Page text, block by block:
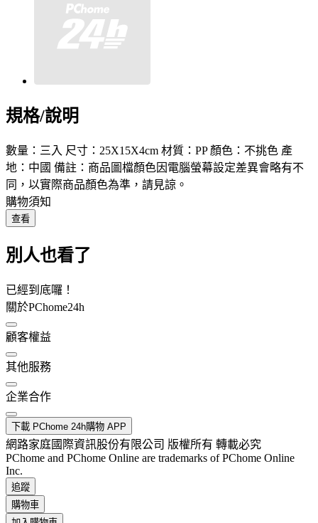
規格/說明
數量：三入 尺寸：25X15X4cm 材質：PP 顏色：不挑色 產
地：中國 備註：商品圖檔顏色因電腦螢幕設定差異會略有不
同，以實際商品顏色為準，請見諒。
購物須知
查看
別人也看了
已經到底囉！
關於PChome24h
顧客權益
其他服務
企業合作
下載 PChome 24h購物 APP
網路家庭國際資訊股份有限公司 版權所有 轉載必究
PChome and PChome Online are trademarks of PChome Online
Inc.
追蹤
購物車